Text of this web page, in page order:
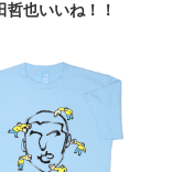
哲也いいね！！